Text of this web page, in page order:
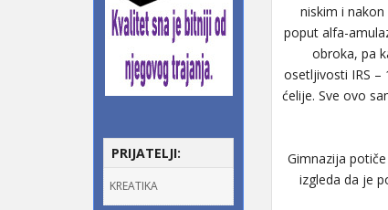
PRIJATELJI:
KREATIKA
niskim i
poput alfa-
obroka, pa
osetljivosti IRS –
ćelije. Sve ovo
Gimnazija
izgleda da je